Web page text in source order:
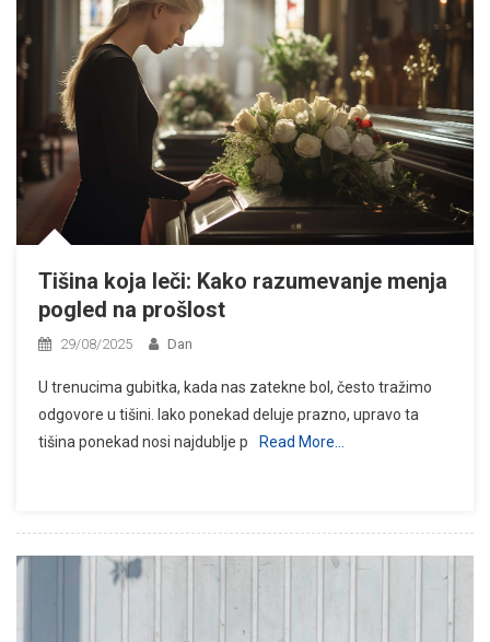
Tišina koja leči: Kako razumevanje menja
pogled na prošlost
29/08/2025 Dan
U trenucima gubitka, kada nas zatekne bol, često tražimo
odgovore u tišini. Iako ponekad deluje prazno, upravo ta
tišina ponekad nosi najdublje p
Read More…